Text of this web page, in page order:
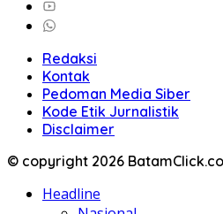
Redaksi
Kontak
Pedoman Media Siber
Kode Etik Jurnalistik
Disclaimer
© copyright 2026
Headline